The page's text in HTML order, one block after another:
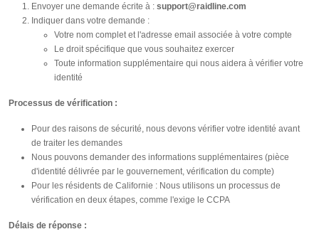
Envoyer une demande écrite à : support@raidline.com
Indiquer dans votre demande :
Votre nom complet et l'adresse email associée à votre compte
Le droit spécifique que vous souhaitez exercer
Toute information supplémentaire qui nous aidera à vérifier votre
identité
Processus de vérification :
Pour des raisons de sécurité, nous devons vérifier votre identité avant
de traiter les demandes
Nous pouvons demander des informations supplémentaires (pièce
d'identité délivrée par le gouvernement, vérification du compte)
Pour les résidents de Californie : Nous utilisons un processus de
vérification en deux étapes, comme l'exige le CCPA
Délais de réponse :